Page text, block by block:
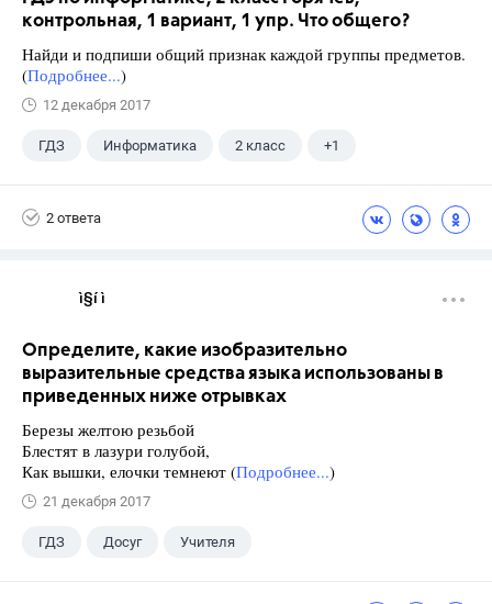
контрольная, 1 вариант, 1 упр. Что общего?
Найди и подпиши общий признак каждой группы предметов.
(Подробнее...)
12 декабря 2017
ГДЗ Информатика 2 класс +1
2 ответа
ì§í ì 
Определите, какие изобразительно
выразительные средства языка использованы в
приведенных ниже отрывках
Березы желтою резьбой
Блестят в лазури голубой,
Как вышки, елочки темнеют (Подробнее...)
21 декабря 2017
ГДЗ Досуг Учителя